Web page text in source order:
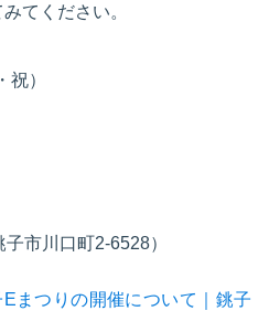
てください。
）
市川口町2-6528）
まつりの開催について｜銚子